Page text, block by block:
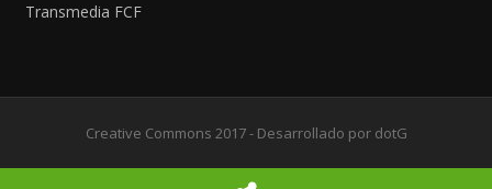
Transmedia FCF
Creative Commons 2017 - Desarrollado por dotG
Screenr parallax themepor FameThemes